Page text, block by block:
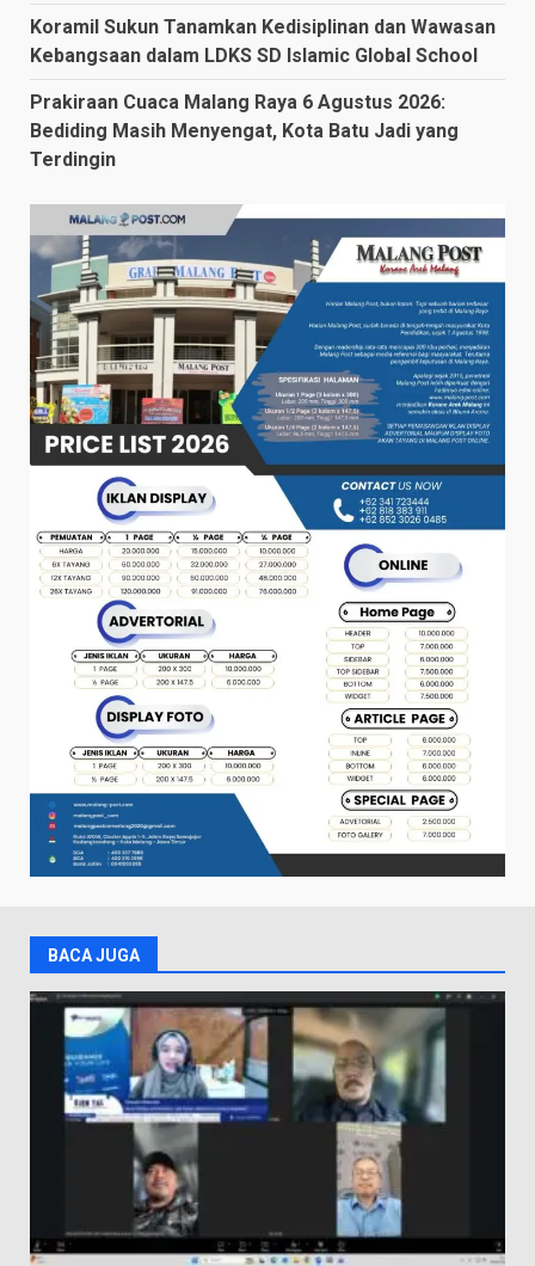
Koramil Sukun Tanamkan Kedisiplinan dan Wawasan
Kebangsaan dalam LDKS SD Islamic Global School
Prakiraan Cuaca Malang Raya 6 Agustus 2026:
Bediding Masih Menyengat, Kota Batu Jadi yang
Terdingin
BACA JUGA